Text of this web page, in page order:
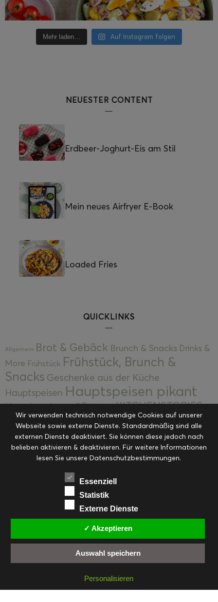
Mehr laden… Auf Instagram folgen
NEUESTER CONTENT
Erdbeer-Joghurt-Eis am Stil
Mein neues Airfryer E-Book
Loaded Fries
QUICKLINKS
Allgemein Brot & Gebäck Brunch & Snacks Drinks &
More Frühstück Frühstück, Brunch &
Snacks Geschenke aus der Küche
Hauptspeisen Hauptspeisen pikant
Hauptspeisen süßKekseKITCHENSTORIES
Kuchen, Torten & Desserts Kuchen und
Desserts Kulinarik Kulinarische Mitbringsel &
Eingemachtes Ohne Kategorie Ostern Resteküche
RezepteSaisonalSliderStartseite
Suppen, Salate & Vorspeisen
Vorspeisen, Salate & Suppen
Weihnachten Workshops & Events
FACEBOOK PINTEREST
EMAIL
INSTAGRAM
© cookiteasy.at by Simone Kemptner | powered byECKER Digital IT Solutions
Wir verwenden technisch notwendige Cookies auf unserer
Webseite sowie externe Dienste. Standardmäßig sind alle
externen Dienste deaktiviert. Sie können diese jedoch nach
belieben aktivieren & deaktivieren. Für weitere Informationen
lesen Sie unsere Datenschutzbestimmungen.
Essenziell
Statistik
Externe Dienste
✓ Akzeptieren
Auswahl speichern
Personalisieren